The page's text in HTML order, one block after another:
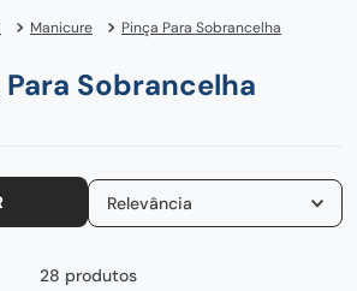
Manicure Pinça Para Sobrancelha
Sobrancelha
Relevância
28 produtos